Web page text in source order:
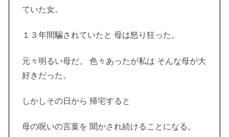
ていた女。
１３年間騙されていたと 母は怒り狂った。
元々明るい母だ。 色々あったが私は そんな母が大
好きだった。
しかしその日から 帰宅すると
母の呪いの言葉を 聞かされ続けることになる。